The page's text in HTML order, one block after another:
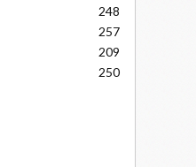
248
257
209
250